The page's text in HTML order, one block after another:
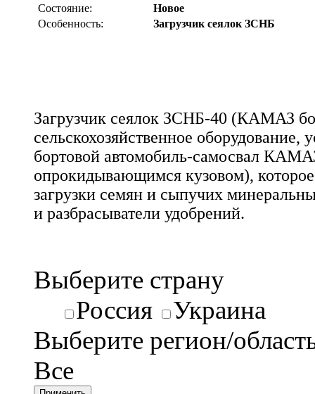
Состояние:
Новое
Особенность:
Загрузчик сеялок ЗСНБ
Загрузчик сеялок ЗСНБ-40 (КАМАЗ
сельскохозяйственное оборудование,
бортовой автомобиль-самосвал
опрокидывающимся кузовом),
загрузки семян и сыпучих
и разбрасыватели удобрений.
Выберите страну
Россия
Украина
Выберите регион/
Все